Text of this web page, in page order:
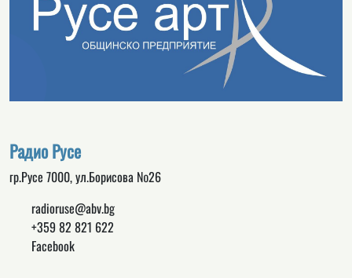
Радио Русе
гр.Русе 7000, ул.Борисова №26
radioruse@abv.bg
+359 82 821 622
Facebook